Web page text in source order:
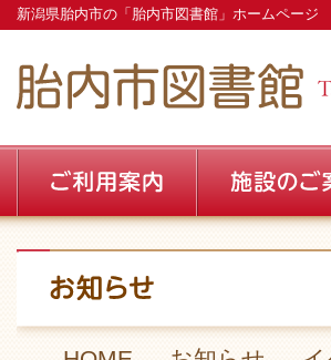
新潟県胎内市の「胎内市図書館」ホームページ